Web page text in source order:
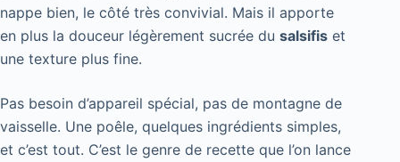
nappe bien, le côté très convivial. Mais il apporte
en plus la douceur légèrement sucrée du salsifis et
une texture plus fine.
Pas besoin d’appareil spécial, pas de montagne de
vaisselle. Une poêle, quelques ingrédients simples,
et c’est tout. C’est le genre de recette que l’on lance